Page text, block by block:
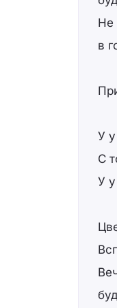
Не
в
У
С
У